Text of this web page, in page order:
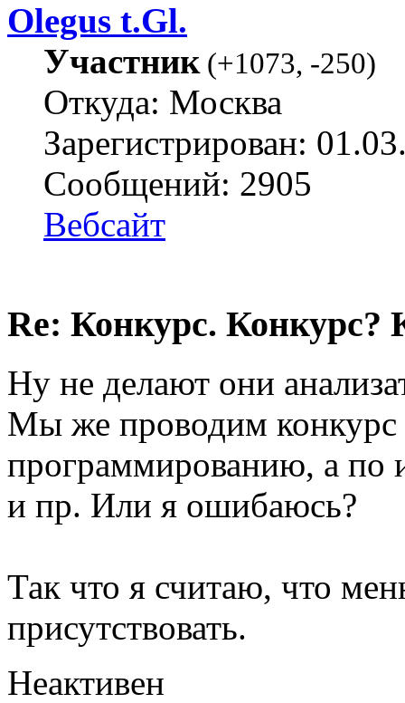
Olegus t.Gl.
Участник(+1073, -250)
Откуда: Москва
Зарегистрирован:
Сообщений: 2905
Вебсайт
Re: Конкурс. Конкурс?
Ну не делают они
Мы же проводим конкурс
программированию, а по
и пр. Или я ошибаюсь?
Так что я считаю, что
присутствовать.
Неактивен